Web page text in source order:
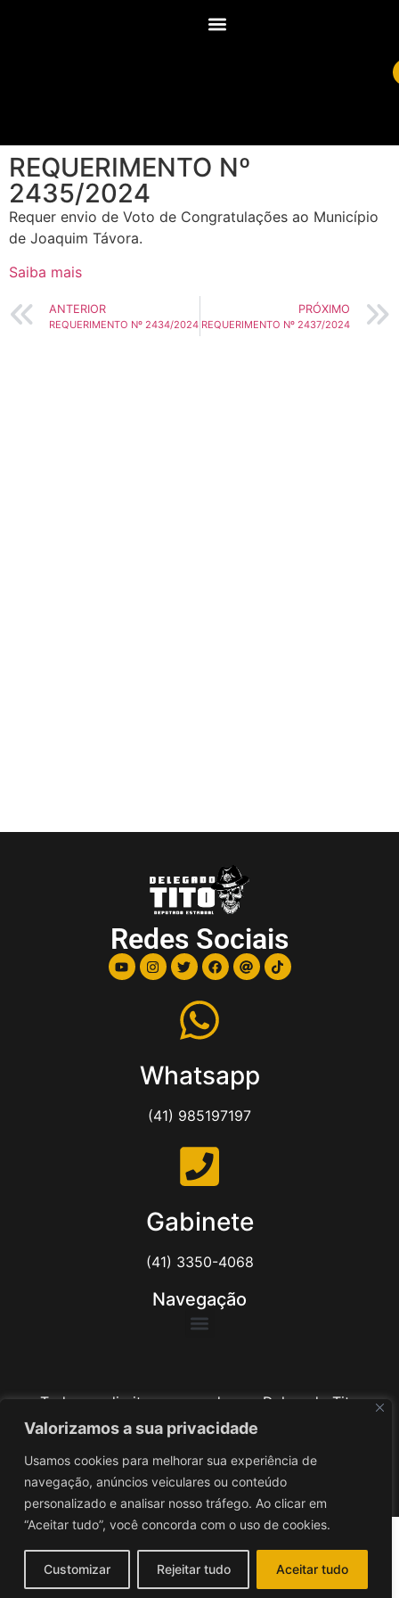
Valorizamos a sua privacidade
Usamos cookies para melhorar sua experiência de
navegação, anúncios veiculares ou conteúdo
personalizado e analisar nosso tráfego. Ao clicar em
“Aceitar tudo”, você concorda com o uso de cookies.
Customizar Rejeitar tudo Aceitar tudo
REQUERIMENTO Nº
2435/2024
Requer envio de Voto de Congratulações ao Município
de Joaquim Távora.
Saiba mais
ANTERIOR
REQUERIMENTO Nº 2434/2024
PRÓXIMO
REQUERIMENTO Nº 2437/2024
Redes Sociais
Whatsapp
(41) 985197197
Gabinete
(41) 3350-4068
Navegação
Todos os direitos reservados ao Delegado Tito
Barichello
Desenvolvido poriv3